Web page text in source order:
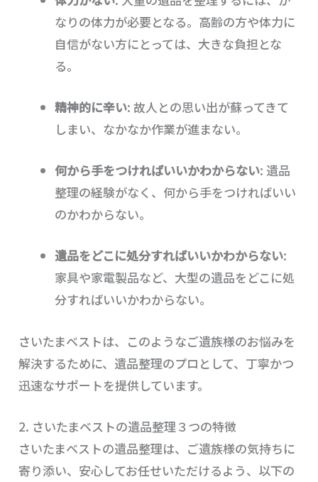
なりの体力が必要となる。高齢の方や体力に
自信がない方にとっては、大きな負担とな
る。
精神的に辛い: 故人との思い出が蘇ってきて
しまい、なかなか作業が進まない。
何から手をつければいいかわからない: 遺品
整理の経験がなく、何から手をつければいい
のかわからない。
遺品をどこに処分すればいいかわからない:
家具や家電製品など、大型の遺品をどこに処
分すればいいかわからない。
さいたまベストは、このようなご遺族様のお悩みを
解決するために、遺品整理のプロとして、丁寧かつ
迅速なサポートを提供しています。
2. さいたまベストの遺品整理３つの特徴
さいたまベストの遺品整理は、ご遺族様の気持ちに
寄り添い、安心してお任せいただけるよう、以下の